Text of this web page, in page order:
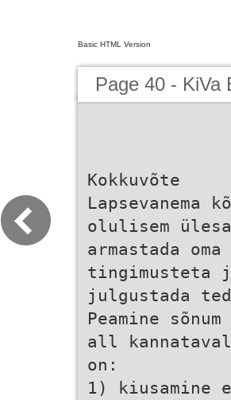
Basic HTML Version
Page 40 - KiVa
Kokkuvõte
Lapsevanema
olulisem
armastada
tingimusteta
julgustada
Peamine
all
on:
1) kiusamine